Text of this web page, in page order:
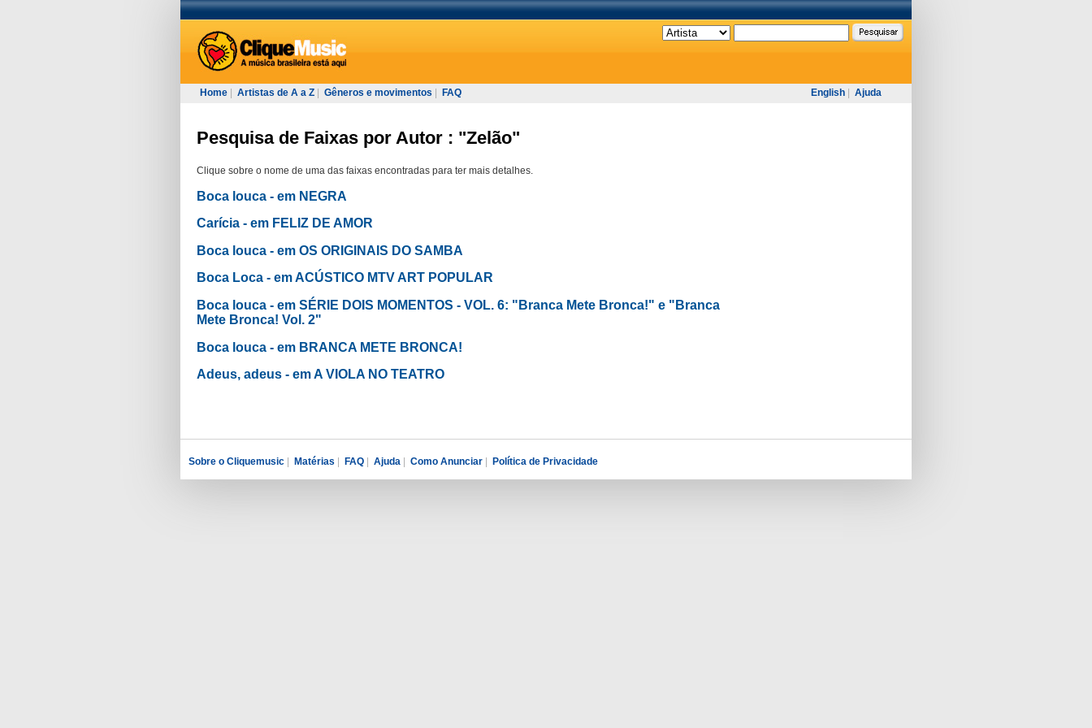
Home Artistas de A a Z Gêneros e movimentos FAQ English Ajuda
Pesquisa de Faixas por Autor : "Zelão"
Clique sobre o nome de uma das faixas encontradas para ter mais detalhes.
Boca louca - em NEGRA
Carícia - em FELIZ DE AMOR
Boca louca - em OS ORIGINAIS DO SAMBA
Boca Loca - em ACÚSTICO MTV ART POPULAR
Boca louca - em SÉRIE DOIS MOMENTOS - VOL. 6: "Branca Mete Bronca!" e "Branca
Mete Bronca! Vol. 2"
Boca louca - em BRANCA METE BRONCA!
Adeus, adeus - em A VIOLA NO TEATRO
Sobre o Cliquemusic Matérias FAQ Ajuda Como Anunciar Política de Privacidade